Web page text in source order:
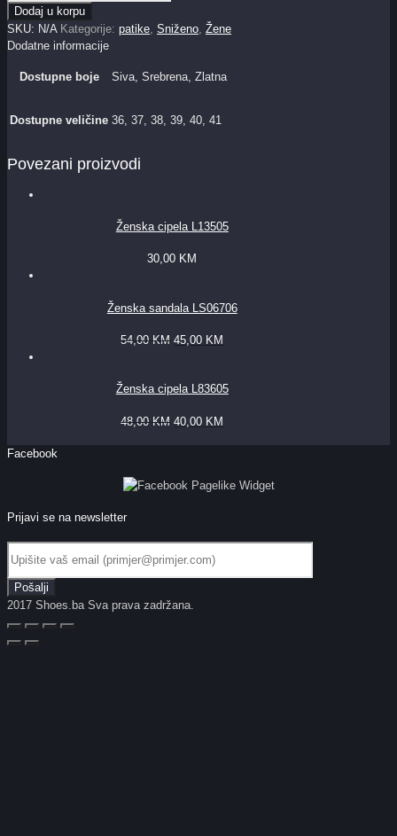
Dodaj u korpu
SKU: N/A Kategorije: patike, Sniženo, Žene
Dodatne informacije
Dostupne boje Siva, Srebrena, Zlatna
Dostupne veličine 36, 37, 38, 39, 40, 41
Povezani proizvodi
Ženska cipela L13505
30,00 KM
Ženska sandala LS06706
54,00 KM 45,00 KM
Ženska cipela L83605
48,00 KM 40,00 KM
Facebook
Prijavi se na newsletter
2017 Shoes.ba Sva prava zadržana.